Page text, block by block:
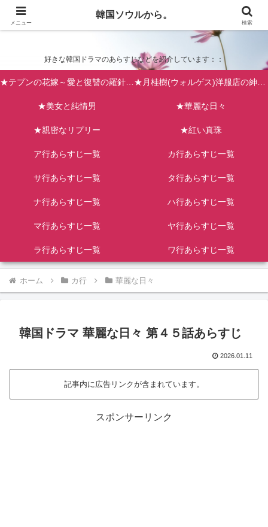
韓国ソウルから。
好きな韓国ドラマのあらすじなどを紹介しています：：
★テプンの花嫁～愛と復讐の羅針盤（台風の新婦） ★月桂樹(ウォルゲス)洋服店の紳士たち
★美女と純情男 ★華麗な日々
★親密なリプリー ★紅い真珠
ア行あらすじ一覧 カ行あらすじ一覧
サ行あらすじ一覧 タ行あらすじ一覧
ナ行あらすじ一覧 ハ行あらすじ一覧
マ行あらすじ一覧 ヤ行あらすじ一覧
ラ行あらすじ一覧 ワ行あらすじ一覧
ホーム カ行 華麗な日々
韓国ドラマ 華麗な日々 第４５話あらすじ
2026.01.11
記事内に広告リンクが含まれています。
スポンサーリンク
メニュー
韓国ソウルから。
検索